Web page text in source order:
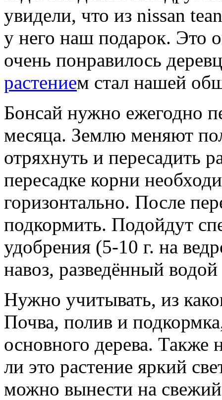
увидели, что из nissan
у него наш подарок. Это
очень понравилось
растением стал нашей
Бонсай нужно ежегодно
месяца. Землю меняют
отряхнуть и пересадить
пересадке корни
горизонтально. После
подкормить. Подойдут
удобрения (5-10 г. на
навоз, разведённый
Нужно учитывать, из
Почва, полив и
основного дерева.
ли это растение яркий
можно вынести на